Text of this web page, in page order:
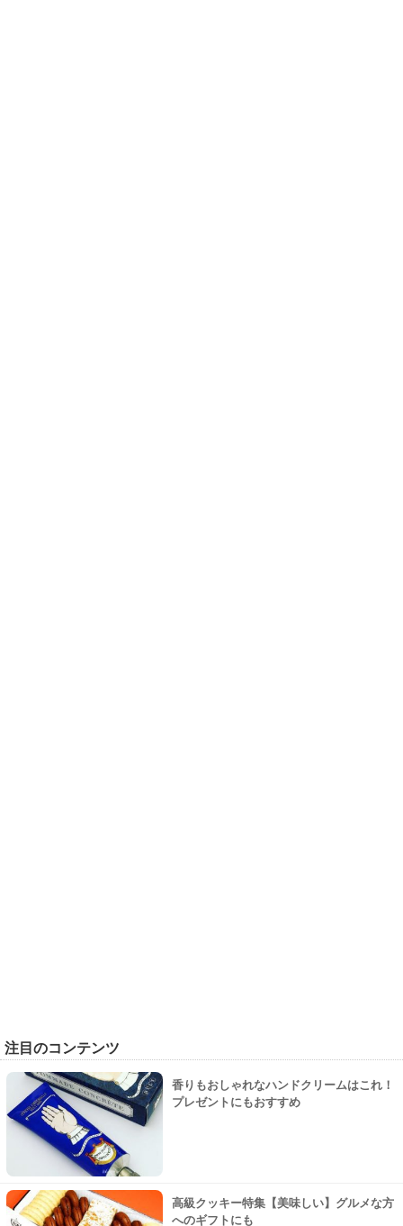
注目のコンテンツ
香りもおしゃれなハンドクリームはこれ！
プレゼントにもおすすめ
高級クッキー特集【美味しい】グルメな方
へのギフトにも